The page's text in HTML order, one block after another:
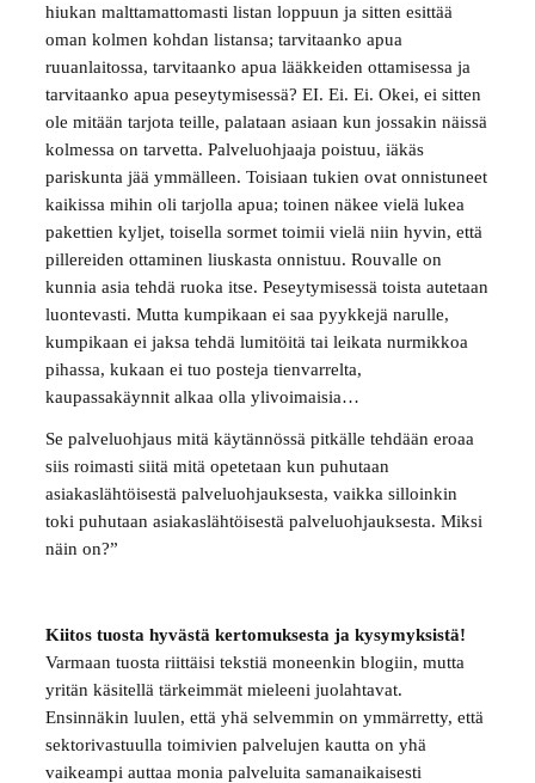
hiukan malttamattomasti listan loppuun ja sitten esittää
oman kolmen kohdan listansa; tarvitaanko apua
ruuanlaitossa, tarvitaanko apua lääkkeiden ottamisessa ja
tarvitaanko apua peseytymisessä? EI. Ei. Ei. Okei, ei sitten
ole mitään tarjota teille, palataan asiaan kun jossakin näissä
kolmessa on tarvetta. Palveluohjaaja poistuu, iäkäs
pariskunta jää ymmälleen. Toisiaan tukien ovat onnistuneet
kaikissa mihin oli tarjolla apua; toinen näkee vielä lukea
pakettien kyljet, toisella sormet toimii vielä niin hyvin, että
pillereiden ottaminen liuskasta onnistuu. Rouvalle on
kunnia asia tehdä ruoka itse. Peseytymisessä toista autetaan
luontevasti. Mutta kumpikaan ei saa pyykkejä narulle,
kumpikaan ei jaksa tehdä lumitöitä tai leikata nurmikkoa
pihassa, kukaan ei tuo posteja tienvarrelta,
kaupassakäynnit alkaa olla ylivoimaisia…
Se palveluohjaus mitä käytännössä pitkälle tehdään eroaa
siis roimasti siitä mitä opetetaan kun puhutaan
asiakaslähtöisestä palveluohjauksesta, vaikka silloinkin
toki puhutaan asiakaslähtöisestä palveluohjauksesta. Miksi
näin on?”
Kiitos tuosta hyvästä kertomuksesta ja kysymyksistä!
Varmaan tuosta riittäisi tekstiä moneenkin blogiin, mutta
yritän käsitellä tärkeimmät mieleeni juolahtavat.
Ensinnäkin luulen, että yhä selvemmin on ymmärretty, että
sektorivastuulla toimivien palvelujen kautta on yhä
vaikeampi auttaa monia palveluita samanaikaisesti